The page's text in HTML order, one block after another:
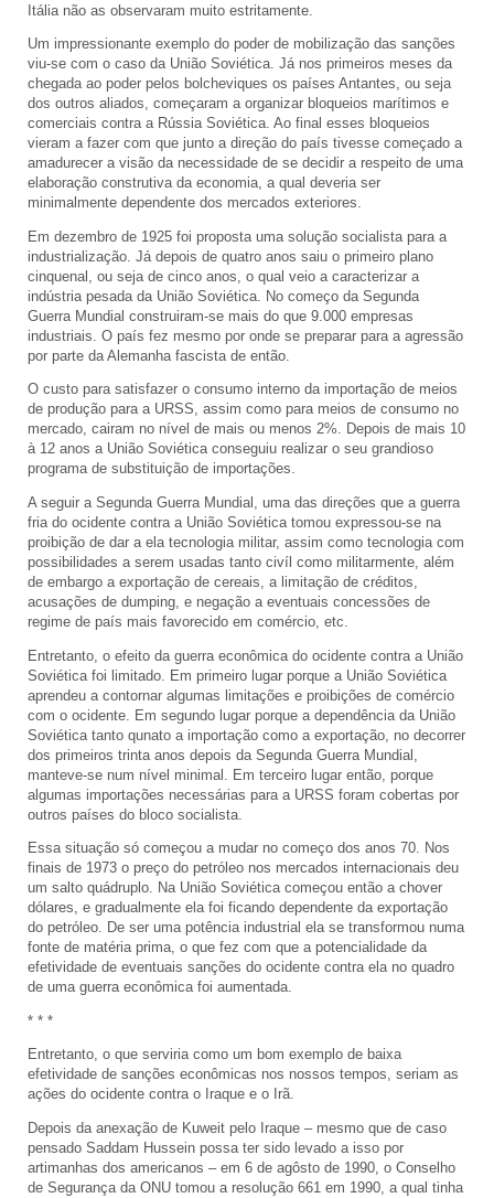
Itália não as observaram muito estritamente.
Um impressionante exemplo do poder de mobilização das sanções
viu-se com o caso da União Soviética. Já nos primeiros meses da
chegada ao poder pelos bolcheviques os países Antantes, ou seja
dos outros aliados, começaram a organizar bloqueios marítimos e
comerciais contra a Rússia Soviética. Ao final esses bloqueios
vieram a fazer com que junto a direção do país tivesse começado a
amadurecer a visão da necessidade de se decidir a respeito de uma
elaboração construtiva da economia, a qual deveria ser
minimalmente dependente dos mercados exteriores.
Em dezembro de 1925 foi proposta uma solução socialista para a
industrialização. Já depois de quatro anos saiu o primeiro plano
cinquenal, ou seja de cinco anos, o qual veio a caracterizar a
indústria pesada da União Soviética. No começo da Segunda
Guerra Mundial construiram-se mais do que 9.000 empresas
industriais. O país fez mesmo por onde se preparar para a agressão
por parte da Alemanha fascista de então.
O custo para satisfazer o consumo interno da importação de meios
de produção para a URSS, assim como para meios de consumo no
mercado, cairam no nível de mais ou menos 2%. Depois de mais 10
à 12 anos a União Soviética conseguiu realizar o seu grandioso
programa de substituição de importações.
A seguir a Segunda Guerra Mundial, uma das direções que a guerra
fria do ocidente contra a União Soviética tomou expressou-se na
proibição de dar a ela tecnologia militar, assim como tecnologia com
possibilidades a serem usadas tanto civíl como militarmente, além
de embargo a exportação de cereais, a limitação de créditos,
acusações de dumping, e negação a eventuais concessões de
regime de país mais favorecido em comércio, etc.
Entretanto, o efeito da guerra econômica do ocidente contra a União
Soviética foi limitado. Em primeiro lugar porque a União Soviética
aprendeu a contornar algumas limitações e proibições de comércio
com o ocidente. Em segundo lugar porque a dependência da União
Soviética tanto qunato a importação como a exportação, no decorrer
dos primeiros trinta anos depois da Segunda Guerra Mundial,
manteve-se num nível minimal. Em terceiro lugar então, porque
algumas importações necessárias para a URSS foram cobertas por
outros países do bloco socialista.
Essa situação só começou a mudar no começo dos anos 70. Nos
finais de 1973 o preço do petróleo nos mercados internacionais deu
um salto quádruplo. Na União Soviética começou então a chover
dólares, e gradualmente ela foi ficando dependente da exportação
do petróleo. De ser uma potência industrial ela se transformou numa
fonte de matéria prima, o que fez com que a potencialidade da
efetividade de eventuais sanções do ocidente contra ela no quadro
de uma guerra econômica foi aumentada.
* * *
Entretanto, o que serviria como um bom exemplo de baixa
efetividade de sanções econômicas nos nossos tempos, seriam as
ações do ocidente contra o Iraque e o Irã.
Depois da anexação de Kuweit pelo Iraque – mesmo que de caso
pensado Saddam Hussein possa ter sido levado a isso por
artimanhas dos americanos – em 6 de agôsto de 1990, o Conselho
de Segurança da ONU tomou a resolução 661 em 1990, a qual tinha